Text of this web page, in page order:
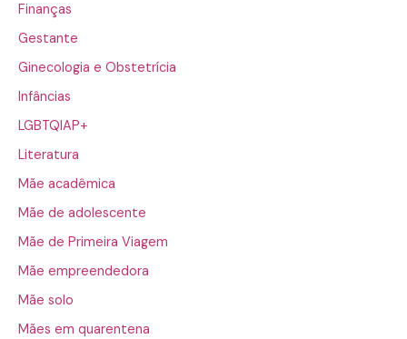
Finanças
Gestante
Ginecologia e Obstetrícia
Infâncias
LGBTQIAP+
Literatura
Mãe acadêmica
Mãe de adolescente
Mãe de Primeira Viagem
Mãe empreendedora
Mãe solo
Mães em quarentena